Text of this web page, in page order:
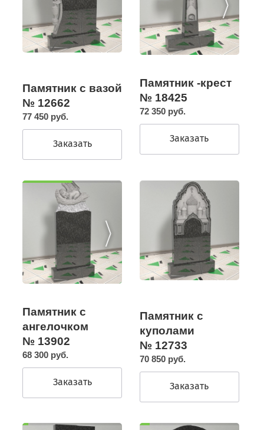
Памятник с вазой
№ 12662
77 450 руб.
Заказать
Памятник -крест
№ 18425
72 350 руб.
Заказать
Памятник с
ангелочком
№ 13902
68 300 руб.
Заказать
Памятник с
куполами
№ 12733
70 850 руб.
Заказать